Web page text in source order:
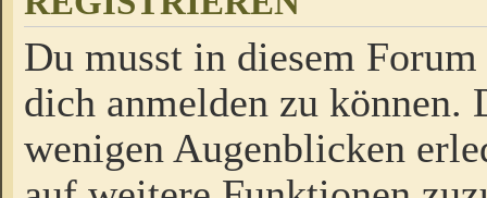
Du musst in diesem
dich anmelden zu
wenigen Augenblicken